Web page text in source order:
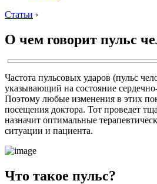
Статьи ›
О чем говорит пульс
Частота пульсовых ударов (пульс
указывающий на состояние
Поэтому любые изменения в этих
посещения доктора. Тот проведет
назначит оптимальные
ситуации и пациента.
Что такое пульс?